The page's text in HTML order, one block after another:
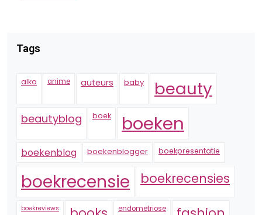
Tags
alka anime auteurs baby beauty
beautyblog boek boeken
boekenblog boekenblogger boekpresentatie
boekrecensie boekrecensies
boekreviews endometriose